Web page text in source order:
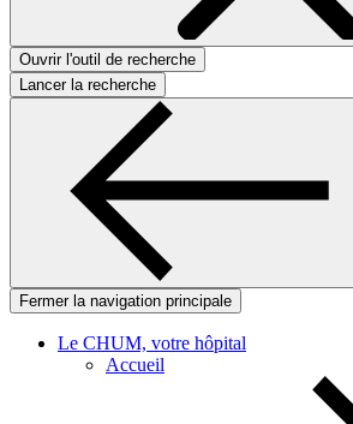
Ouvrir l'outil de recherche
Lancer la recherche
Fermer la navigation principale
Le CHUM, votre hôpital
Accueil